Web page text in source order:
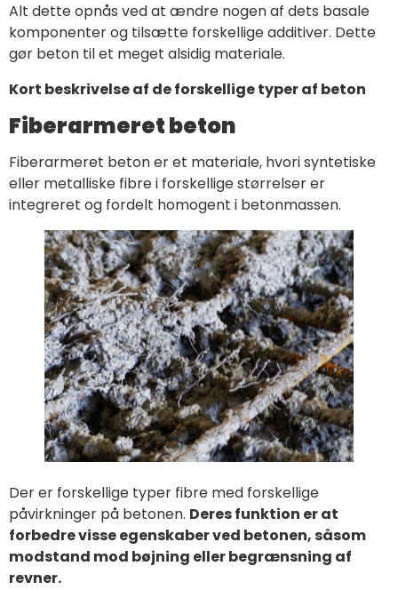
Alt dette opnås ved at ændre nogen af dets basale
komponenter og tilsætte forskellige additiver. Dette
gør beton til et meget alsidig materiale.
Kort beskrivelse af de forskellige typer af beton
Fiberarmeret beton
Fiberarmeret beton er et materiale, hvori syntetiske
eller metalliske fibre i forskellige størrelser er
integreret og fordelt homogent i betonmassen.
Der er forskellige typer fibre med forskellige
påvirkninger på betonen. Deres funktion er at
forbedre visse egenskaber ved betonen, såsom
modstand mod bøjning eller begrænsning af
revner.